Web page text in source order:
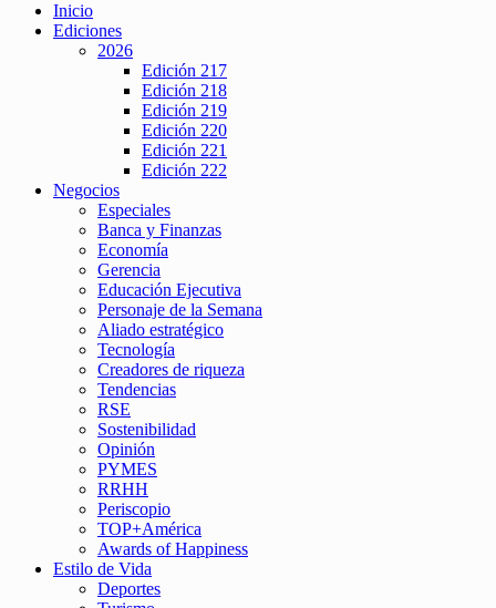
Inicio
Ediciones
2026
Edición 217
Edición 218
Edición 219
Edición 220
Edición 221
Edición 222
Negocios
Especiales
Banca y Finanzas
Economía
Gerencia
Educación Ejecutiva
Personaje de la Semana
Aliado estratégico
Tecnología
Creadores de riqueza
Tendencias
RSE
Sostenibilidad
Opinión
PYMES
RRHH
Periscopio
TOP+América
Awards of Happiness
Estilo de Vida
Deportes